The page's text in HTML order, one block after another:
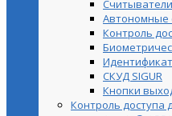
Считыватели
Автономные
Контроль
СКУД SIGUR
Кнопки
Контроль доступа